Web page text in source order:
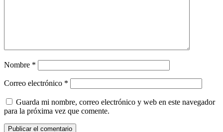
Nombre *
Correo electrónico *
Guarda mi nombre, correo electrónico y web en este navegador
para la próxima vez que comente.